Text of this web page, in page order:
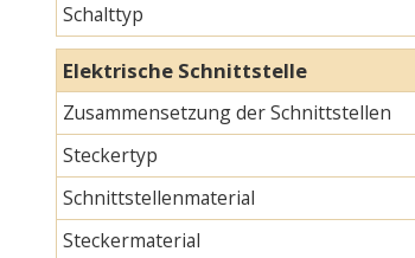
Schalttyp
Elektrische Schnittstelle
Zusammensetzung der Schnittstellen
Steckertyp
Schnittstellenmaterial
Steckermaterial